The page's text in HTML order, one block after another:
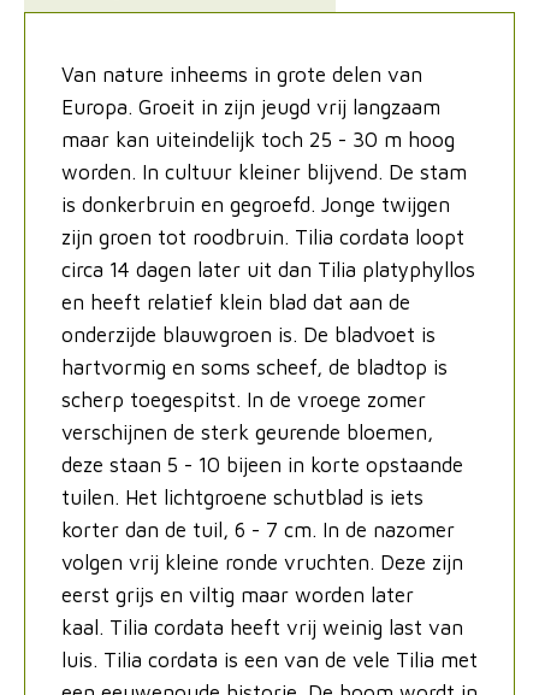
Van nature inheems in grote delen van
Europa. Groeit in zijn jeugd vrij langzaam
maar kan uiteindelijk toch 25 - 30 m hoog
worden. In cultuur kleiner blijvend. De stam
is donkerbruin en gegroefd. Jonge twijgen
zijn groen tot roodbruin. Tilia cordata loopt
circa 14 dagen later uit dan Tilia platyphyllos
en heeft relatief klein blad dat aan de
onderzijde blauwgroen is. De bladvoet is
hartvormig en soms scheef, de bladtop is
scherp toegespitst. In de vroege zomer
verschijnen de sterk geurende bloemen,
deze staan 5 - 10 bijeen in korte opstaande
tuilen. Het lichtgroene schutblad is iets
korter dan de tuil, 6 - 7 cm. In de nazomer
volgen vrij kleine ronde vruchten. Deze zijn
eerst grijs en viltig maar worden later
kaal. Tilia cordata heeft vrij weinig last van
luis. Tilia cordata is een van de vele Tilia met